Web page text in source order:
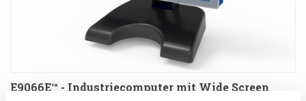
E9066E™ - Industriecomputer mit Wide Screen